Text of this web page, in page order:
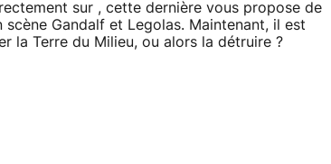
sur , cette dernière vous propose de
Gandalf et Legolas. Maintenant, il est
la Terre du Milieu, ou alors la détruire ?